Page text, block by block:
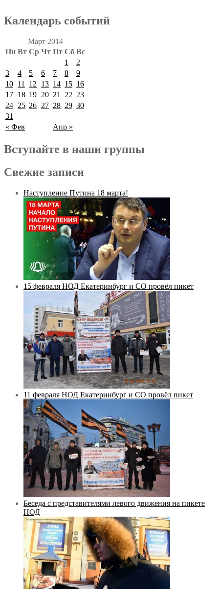
Календарь событий
Март 2014
Пн Вт Ср Чт Пт Сб Вс
« Фев Апр »
1
2
3
4 5 6 7 8
9
10 11 12 13 14 15 16
17 18 19 20 21 22 23
24 25 26 27 28 29 30
31
Вступайте в наши группы
Свежие записи
Наступление Путина 18 марта!
15 февраля НОД Екатеринбург и СО провёл пикет
11 февраля НОД Екатеринбург и СО провёл пикет
Беседа с представителями левого движения на пикете
НОД